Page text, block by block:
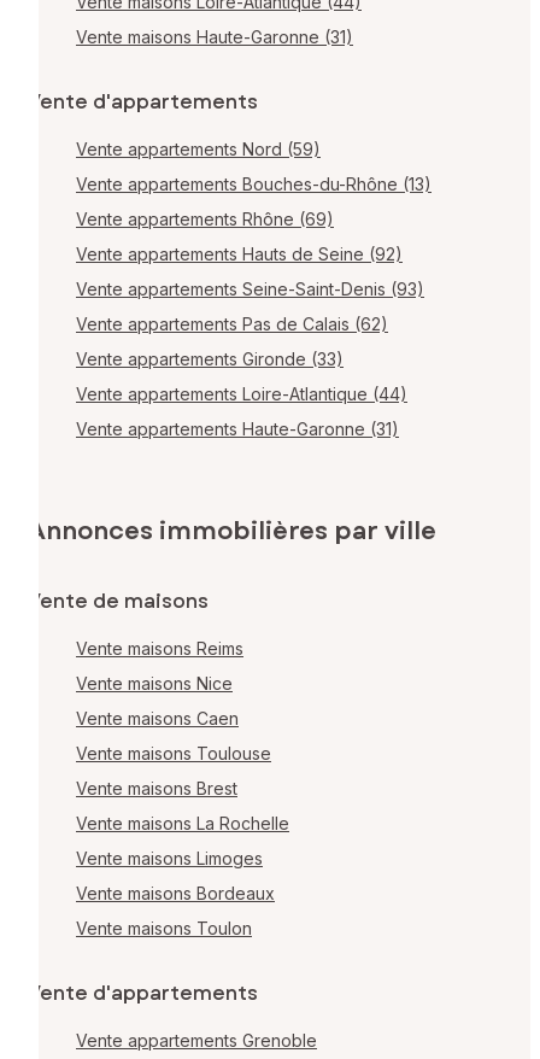
Vente maisons Haute-Garonne (31)
Vente d'appartements
Vente appartements Nord (59)
Vente appartements Bouches-du-Rhône (13)
Vente appartements Rhône (69)
Vente appartements Hauts de Seine (92)
Vente appartements Seine-Saint-Denis (93)
Vente appartements Pas de Calais (62)
Vente appartements Gironde (33)
Vente appartements Loire-Atlantique (44)
Vente appartements Haute-Garonne (31)
Annonces immobilières par ville
Vente de maisons
Vente maisons Reims
Vente maisons Nice
Vente maisons Caen
Vente maisons Toulouse
Vente maisons Brest
Vente maisons La Rochelle
Vente maisons Limoges
Vente maisons Bordeaux
Vente maisons Toulon
Vente d'appartements
Vente appartements Grenoble